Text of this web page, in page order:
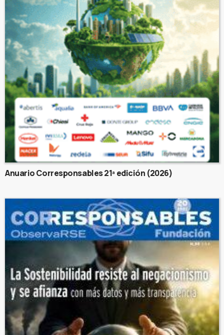
Anuario Corresponsables 21ª edición (2026)